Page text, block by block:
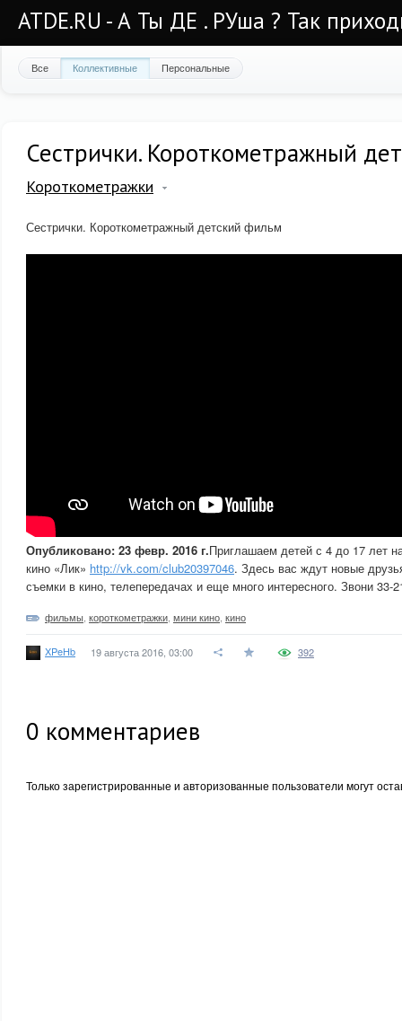
ATDE.RU - А Ты ДЕ . РУша ? Так
Все Коллективные Персональные
Сестрички. Короткометражный
Короткометражки
Сестрички. Короткометражный детский фильм
Опубликовано: 23 февр. 2016 г.Приглашаем детей с 4 до 17 лет
кино «Лик» http://vk.com/club20397046. Здесь вас ждут новые
съемки в кино, телепередачах и еще много интересного. Звони 33-
фильмы короткометражки мини кино кино
XPeHb 19 августа 2016, 03:00 392
0 комментариев
Только зарегистрированные и авторизованные пользователи могут